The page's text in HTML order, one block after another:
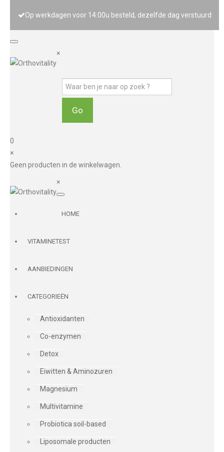
Op werkdagen voor 14:00u besteld, dezelfde dag verstuurd
×
0
×
Geen producten in de winkelwagen.
×
HOME
VITAMINETEST
AANBIEDINGEN
CATEGORIEËN
Antioxidanten
Co-enzymen
Detox
Eiwitten & Aminozuren
Magnesium
Multivitamine
Probiotica soil-based
Liposomale producten